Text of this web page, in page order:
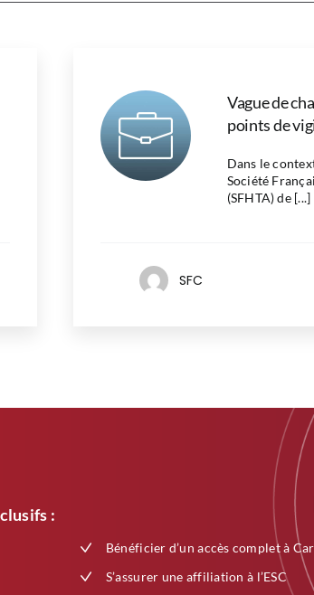
Vague de
points de
Dans le
Société
(SFHTA) de [...]
SFC
:
Bénéficier d’un accès complet à
S’assurer une affiliation à l’ESC